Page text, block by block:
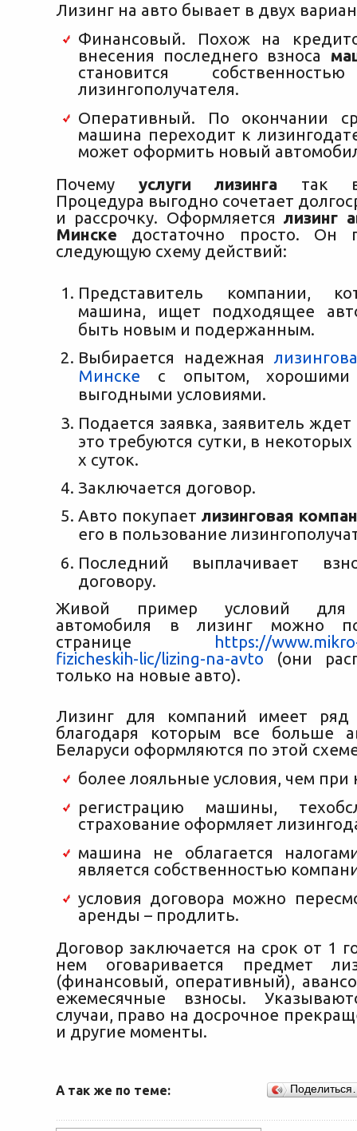
Лизинг на авто бывает в двух
Финансовый. Похож на
внесения последнего взноса
становится
лизингополучателя.
Оперативный. По окончании
машина переходит к
может оформить новый
Почему услуги лизинга так
Процедура выгодно сочетает
и рассрочку. Оформляетсялизинг
Минске достаточно просто. Он
следующую схему действий:
Представитель компании,
машина, ищет подходящее
быть новым и подержанным.
Выбирается надежная
Минске с опытом,
выгодными условиями.
Подается заявка, заявитель
это требуются сутки, в некоторых
х суток.
Заключается договор.
Авто покупает лизинговая
его в пользование
Последний выплачивает
договору.
Живой пример условий для
автомобиля в лизинг можно
странице https://
fizicheskih-lic/lizing-na-avto (они
только на новые авто).
Лизинг для компаний имеет ряд
благодаря которым все больше
Беларуси оформляются по этой
более лояльные условия, чем при
регистрацию машины,
страхование оформляет
машина не облагается
является собственностью
условия договора можно
аренды – продлить.
Договор заключается на срок от 1
нем оговаривается предмет
(финансовый, оперативный),
ежемесячные взносы.
случаи, право на досрочное
и другие моменты.
А так же по теме: